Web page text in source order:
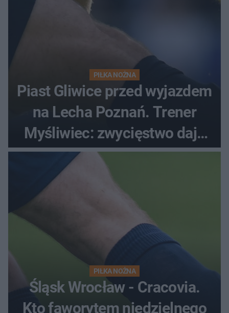
PIŁKA NOŻNA
Piast Gliwice przed wyjazdem
na Lecha Poznań. Trener
Myśliwiec: zwycięstwo daje
satysfakcję
PIŁKA NOŻNA
Śląsk Wrocław - Cracovia.
Kto faworytem niedzielnego